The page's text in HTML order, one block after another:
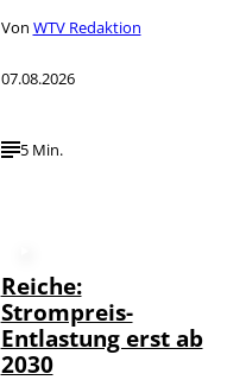
Von WTV Redaktion
07.08.2026
5 Min.
Reiche:
Strompreis-
Entlastung erst ab
2030